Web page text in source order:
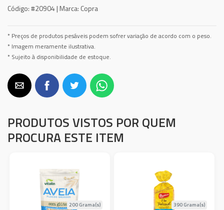
Código:#20904 | Marca: Copra
* Preços de produtos pesáveis podem sofrer variação de acordo com o peso.
* Imagem meramente ilustrativa.
* Sujeito à disponibilidade de estoque.
PRODUTOS VISTOS POR QUEM
PROCURA ESTE ITEM
200 Grama(s) 390 Grama(s)